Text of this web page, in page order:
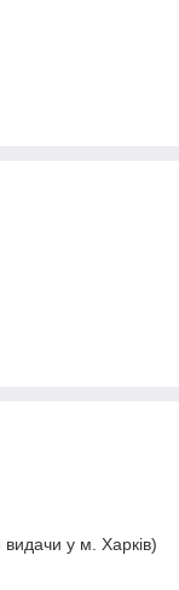
видачи у м. Харків)